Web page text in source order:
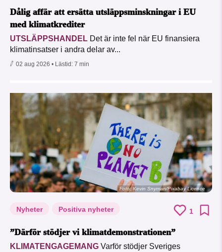
Dålig affär att ersätta utsläppsminskningar i EU
med klimatkrediter
UTSLÄPPSHANDEL Det är inte fel när EU finansiera
klimatinsatser i andra delar av...
02 aug 2026 • Lästid: 7 min
Foto:Kevin Snyman/Pixabay Licence
Nyheter Positiva nyheter 1
”Därför stödjer vi klimatdemonstrationen”
KLIMATENGAGEMANG Varför stödjer Sveriges